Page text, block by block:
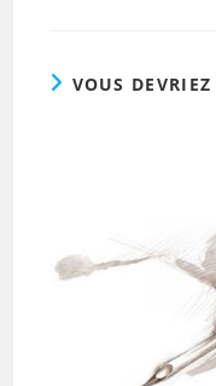
VOUS